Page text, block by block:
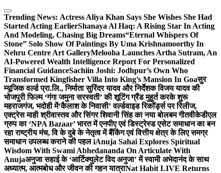
Skip
to
content
Trending News: Actress Aliya Khan Says She Wishes She Had
Started Acting EarlierShanaya Al Haq: A Rising Star In Acting
And Modeling, Chasing Big Dreams“Eternal Whispers Of
Stone” Solo Show Of Paintings By Uma Krishnamoorthy In
Nehru Centre Art GalleryMelooha Launches Artha Sutram, An
AI-Powered Wealth Intelligence Report For Personalized
Financial GuidanceSachiin Joshi: Jodhpur’s Own Who
Transformed Kingfisher Villa Into King’s Mansion In Goaसुर
म्यूजिक वर्ल्ड प्रा.लि., निर्माता सुरिंदर यादव और निर्देशक विजय यादव की
भोजपुरी फिल्म ‘गंगा जमुना सरस्वती’ की शूटिंग ग्रैंड मुहूर्त करके शुरू
महराजगंज, भदोही में‘कैलाश के निवासी’ वर्ल्डवाइड रिकॉर्ड्स पर रिलीज,
एक्ट्रेस माही श्रीवास्तव और सिंगर शिवानी सिंह का नया बोलबम गीतवीकेडीएल
ग्रुप का ‘NPA Bazaar’ भारत में एनपीए एवं डिस्ट्रेस्ड एसेट समाधान का बन
रहा राष्ट्रीय मंच, वि के दुबे के नेतृत्व में बैंकिंग एवं वित्तीय क्षेत्र के लिए समग्र
समाधान उपलब्ध कराने की पहल iAnuja Sahai Explores Spiritual
Wisdom With Swami Abhedananda On Articulate With
Anujaअनुजा सहाई के ‘आर्टिक्युलेट विद अनुजा’ में स्वामी अभेदानंद के साथ
अध्यात्म, आत्मबोध और जीवन की गहन यात्राNat Habit LIVE Returns